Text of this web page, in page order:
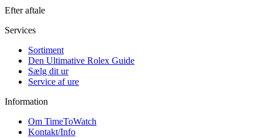
Efter aftale
Services
Sortiment
Den Ultimative Rolex Guide
Sælg dit ur
Service af ure
Information
Om TimeToWatch
Kontakt/Info